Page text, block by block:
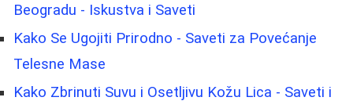
Beogradu - Iskustva i Saveti
Kako Se Ugojiti Prirodno - Saveti za Povećanje
Telesne Mase
Kako Zbrinuti Suvu i Osetljivu Kožu Lica - Saveti i